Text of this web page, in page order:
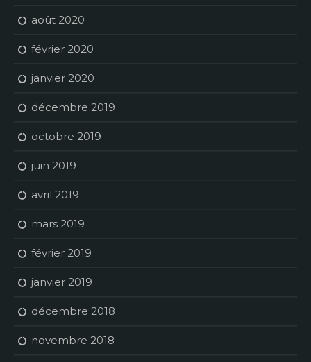
août 2020
février 2020
janvier 2020
décembre 2019
octobre 2019
juin 2019
avril 2019
mars 2019
février 2019
janvier 2019
décembre 2018
novembre 2018